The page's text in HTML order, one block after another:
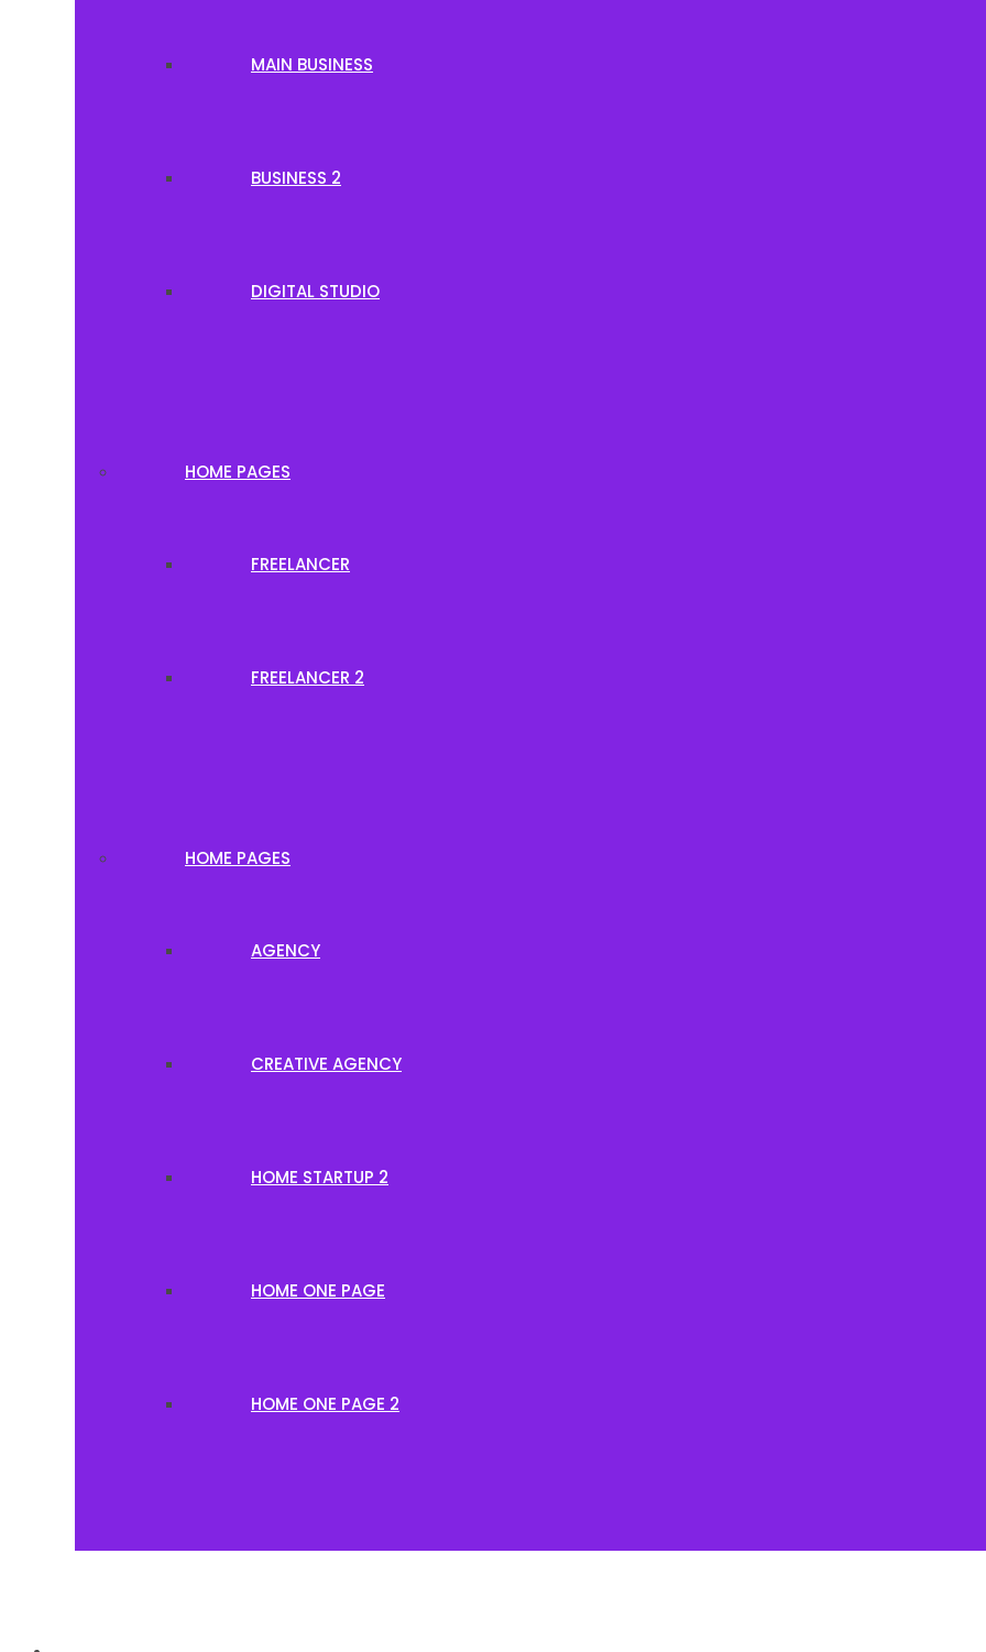
MAIN BUSINESS
BUSINESS 2
DIGITAL STUDIO
HOME PAGES
FREELANCER
FREELANCER 2
HOME PAGES
AGENCY
CREATIVE AGENCY
HOME STARTUP 2
HOME ONE PAGE
HOME ONE PAGE 2